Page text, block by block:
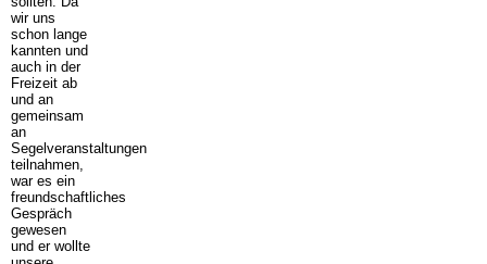
wir uns
schon lange
kannten und
auch in der
Freizeit ab
und an
gemeinsam
an
Segelveranstaltungen
teilnahmen,
war es ein
freundschaftliches
Gespräch
gewesen
und er wollte